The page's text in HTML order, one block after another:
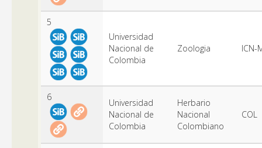
5
Universidad
Nacional de
Colombia
Zoologia ICN-
6
Universidad
Nacional de
Colombia
Herbario
Nacional
Colombiano
COL